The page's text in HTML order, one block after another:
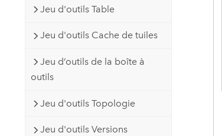
Jeu d'outils Table
Jeu d'outils Cache de tuiles
Jeu d’outils de la boîte à
outils
Jeu d'outils Topologie
Jeu d'outils Versions